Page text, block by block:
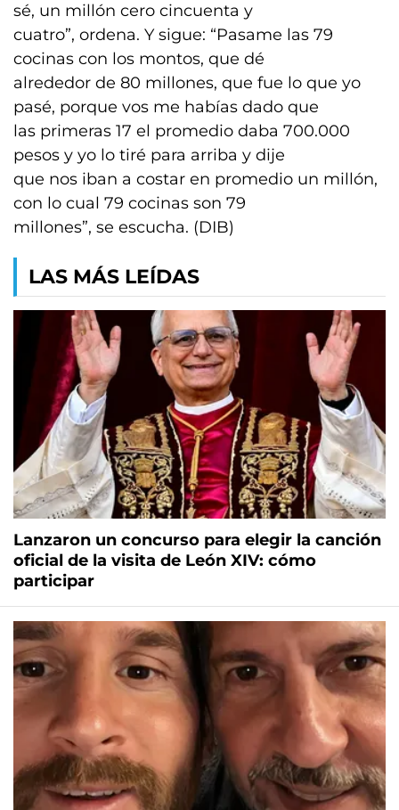
sé, un millón cero cincuenta y
cuatro”, ordena. Y sigue: “Pasame las 79
cocinas con los montos, que dé
alrededor de 80 millones, que fue lo que yo
pasé, porque vos me habías dado que
las primeras 17 el promedio daba 700.000
pesos y yo lo tiré para arriba y dije
que nos iban a costar en promedio un millón,
con lo cual 79 cocinas son 79
millones”, se escucha. (DIB)
LAS MÁS LEÍDAS
Lanzaron un concurso para elegir la canción
oficial de la visita de León XIV: cómo
participar